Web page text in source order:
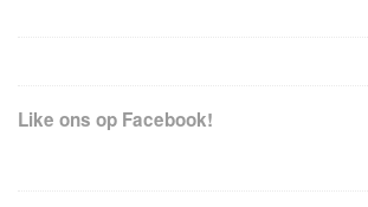
Like ons op Facebook!